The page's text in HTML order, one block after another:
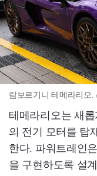
람보르기니 테메라리오.
테메라리오는 새
의 전기 모터를 탑
한다. 파워트레인
을 구현하도록 설